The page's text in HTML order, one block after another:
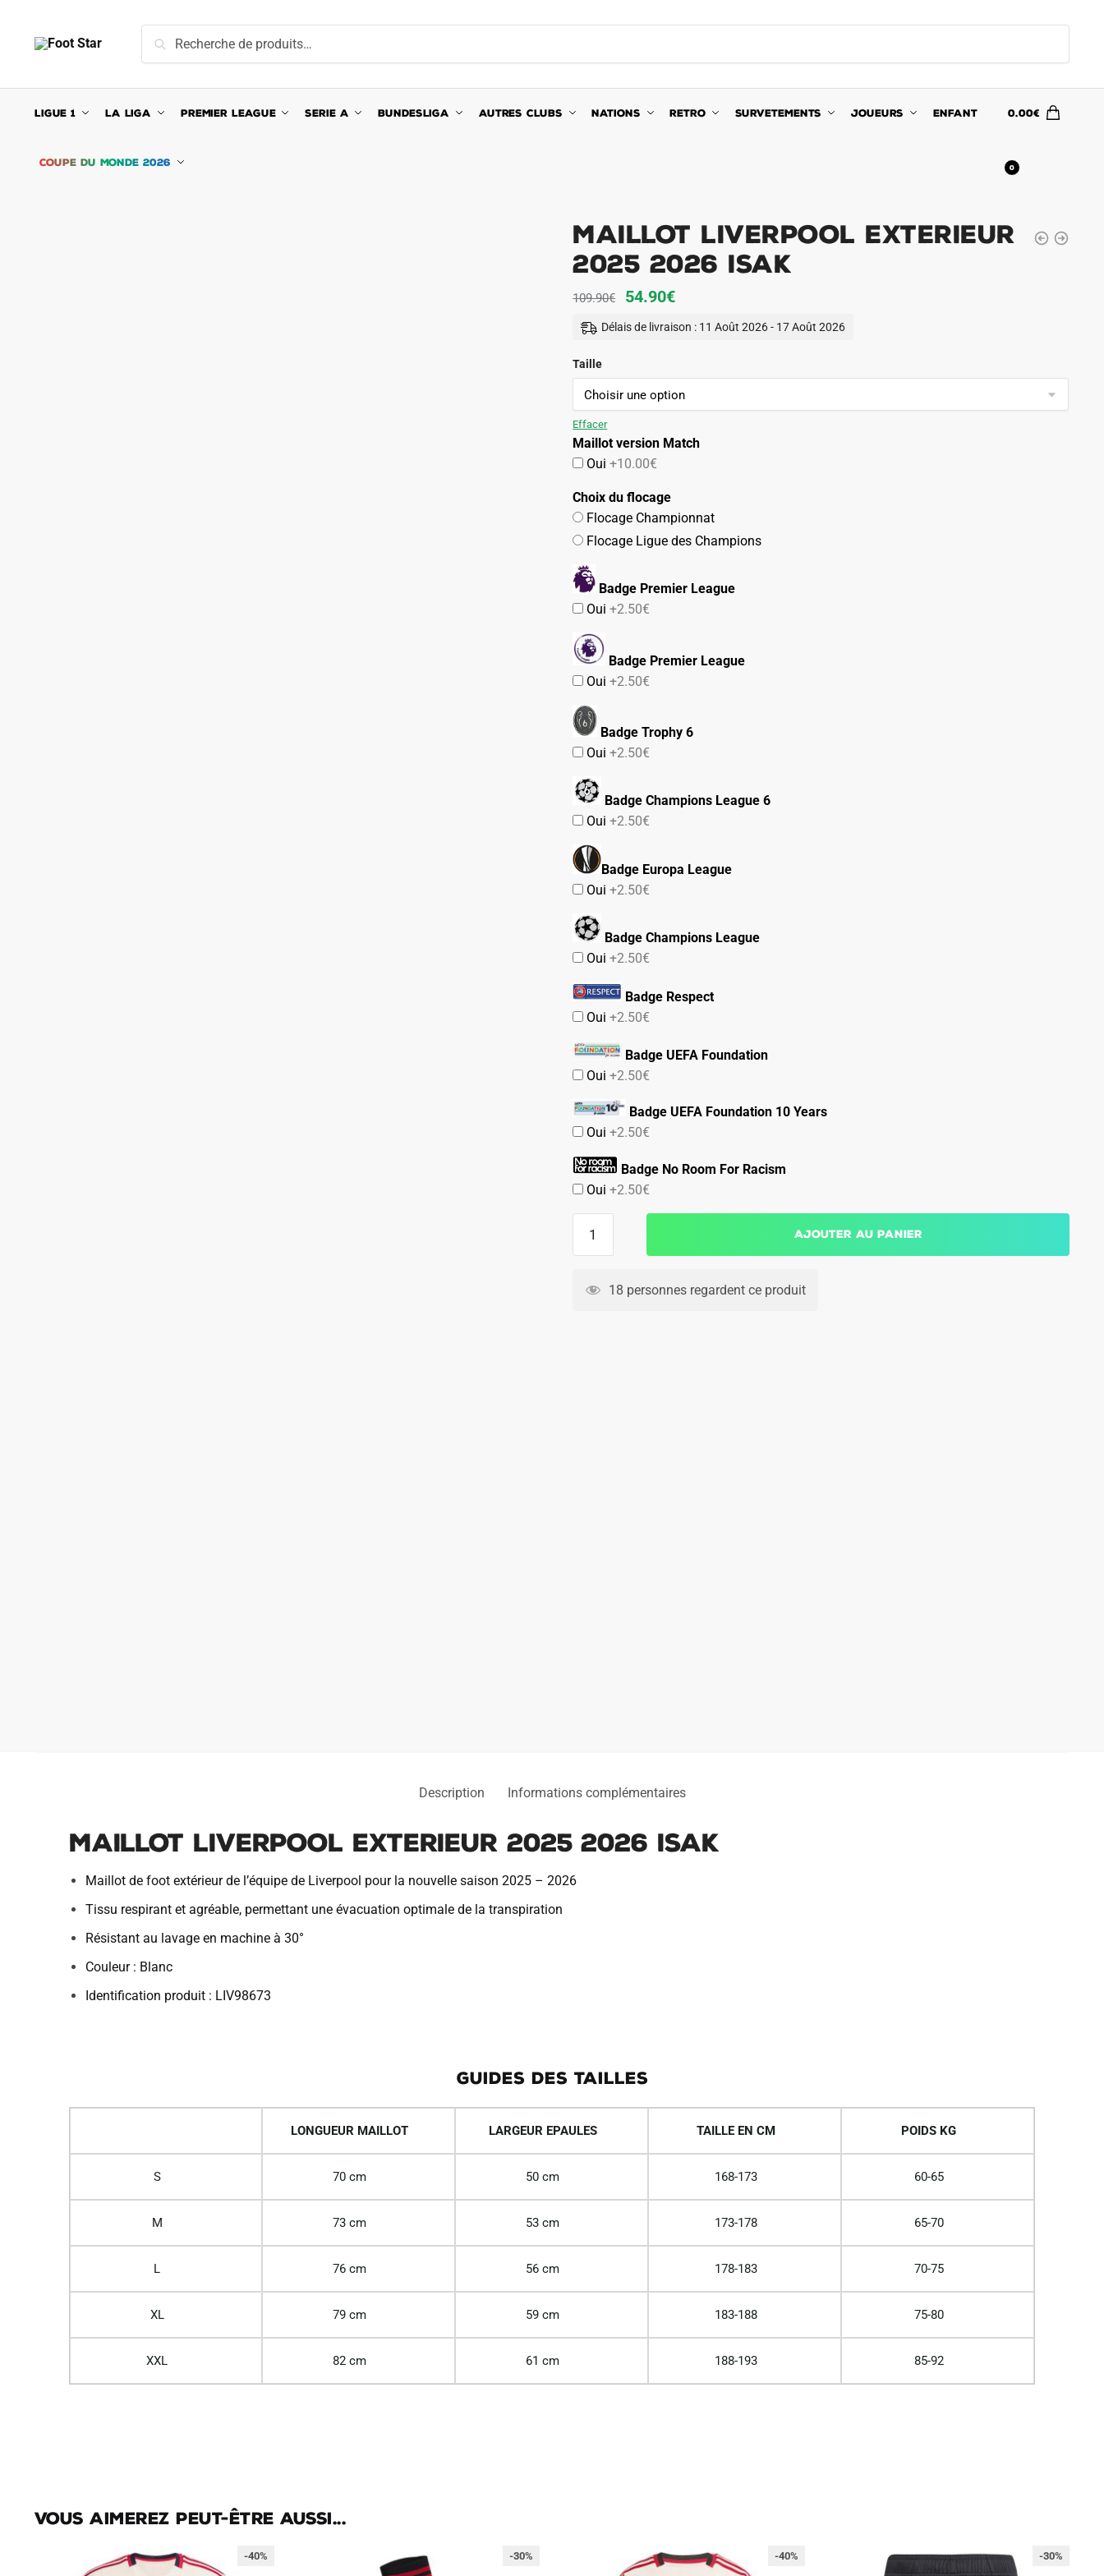
navigation
content
pour :
Recherche
LIGUE 1 LA LIGA PREMIER LEAGUE SERIE A BUNDESLIGA AUTRES CLUBS NATIONS RETRO SURVETEMENTS JOUEURS ENFANT
COUPE DU MONDE 2026
0.00€
0
Maillot Liverpool Exterieur
2025 2026 Isak
109.90€
Le
prix
109.90€.
54.90€Le
54.90€.
Délais de livraison : 11 Août 2026 - 17 Août 2026
Taille
Effacer
Maillot version Match
Oui+10.00€
Choix du flocage
Flocage Championnat
Flocage Ligue des Champions
Badge Premier League
Oui+2.50€
Badge Premier League
Oui+2.50€
Badge Trophy 6
Oui+2.50€
Badge Champions League 6
Oui+2.50€
Badge Europa League
Oui+2.50€
Badge Champions League
Oui+2.50€
Badge Respect
Oui+2.50€
Badge UEFA Foundation
Oui+2.50€
Badge UEFA Foundation 10 Years
Oui+2.50€
Badge No Room For Racism
Oui+2.50€
Liverpool
Ajouter au panier
18 personnes regardent ce produit
Description Informations complémentaires
Maillot Liverpool Exterieur 2025 2026 Isak
Maillot de foot extérieur de l’équipe de Liverpool pour la nouvelle saison 2025 – 2026
Tissu respirant et agréable, permettant une évacuation optimale de la transpiration
Résistant au lavage en machine à 30°
Couleur : Blanc
Identification produit : LIV98673
GUIDES DES TAILLES
LONGUEUR MAILLOT LARGEUR EPAULES TAILLE EN CM POIDS KG
S 70 cm 50 cm 168-173 60-65
M 73 cm 53 cm 173-178 65-70
L 76 cm 56 cm 178-183 70-75
XL 79 cm 59 cm 183-188 75-80
XXL 82 cm 61 cm 188-193 85-92
Vous aimerez peut-être aussi...
-40% -30% -40% -30%